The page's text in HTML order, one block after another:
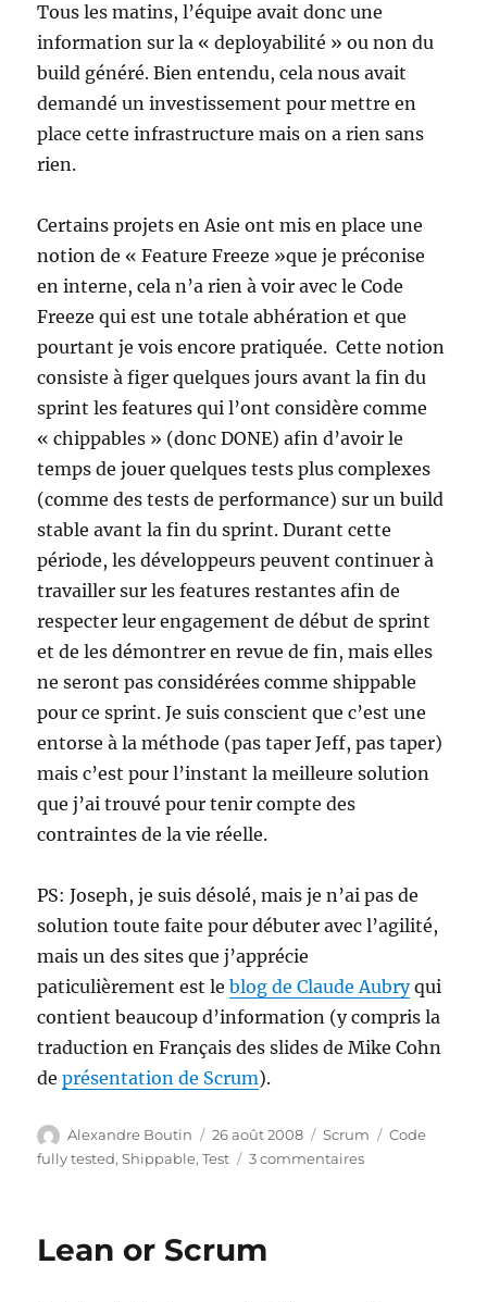
Tous les matins, l’équipe avait donc une
information sur la « deployabilité » ou non du
build généré. Bien entendu, cela nous avait
demandé un investissement pour mettre en
place cette infrastructure mais on a rien sans
rien.
Certains projets en Asie ont mis en place une
notion de « Feature Freeze »que je préconise
en interne, cela n’a rien à voir avec le Code
Freeze qui est une totale abhération et que
pourtant je vois encore pratiquée. Cette notion
consiste à figer quelques jours avant la fin du
sprint les features qui l’ont considère comme
« chippables » (donc DONE) afin d’avoir le
temps de jouer quelques tests plus complexes
(comme des tests de performance) sur un build
stable avant la fin du sprint. Durant cette
période, les développeurs peuvent continuer à
travailler sur les features restantes afin de
respecter leur engagement de début de sprint
et de les démontrer en revue de fin, mais elles
ne seront pas considérées comme shippable
pour ce sprint. Je suis conscient que c’est une
entorse à la méthode (pas taper Jeff, pas taper)
mais c’est pour l’instant la meilleure solution
que j’ai trouvé pour tenir compte des
contraintes de la vie réelle.
PS: Joseph, je suis désolé, mais je n’ai pas de
solution toute faite pour débuter avec l’agilité,
mais un des sites que j’apprécie
paticulièrement est leblog de Claude Aubryqui
contient beaucoup d’information (y compris la
traduction en Français des slides de Mike Cohn
deprésentation de Scrum).
Auteur
Alexandre Boutin
Publié
le
26 août 2008 Catégories
Scrum Étiquettes
Code
fully tested,Shippable,Test 3 commentairessur
Lean or Scrum